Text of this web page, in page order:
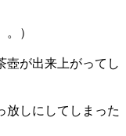
）
壺が出来上がってし
放しにしてしまった